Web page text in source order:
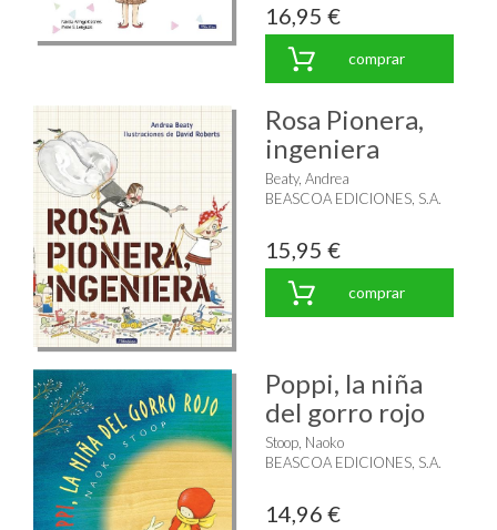
16,95 €
comprar
Rosa Pionera,
ingeniera
Beaty, Andrea
BEASCOA EDICIONES, S.A.
15,95 €
comprar
Poppi, la niña
del gorro rojo
Stoop, Naoko
BEASCOA EDICIONES, S.A.
14,96 €